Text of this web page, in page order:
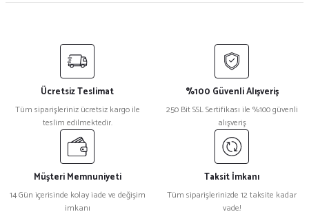
Ücretsiz Teslimat
Tüm siparişleriniz ücretsiz kargo ile
teslim edilmektedir.
%100 Güvenli Alışveriş
250 Bit SSL Sertifikası ile %100 güvenli
alışveriş
Müşteri Memnuniyeti
14 Gün içerisinde kolay iade ve değişim
imkanı
Taksit İmkanı
Tüm siparişlerinizde 12 taksite kadar
vade!